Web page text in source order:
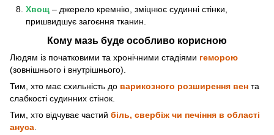
Хвощ – джерело кремнію, зміцнює судинні стінки,
пришвидшує загоєння тканин.
Кому мазь буде особливо корисною
Людям із початковими та хронічними стадіями геморою
(зовнішнього і внутрішнього).
Тим, хто має схильність до варикозного розширення вен та
слабкості судинних стінок.
Тим, хто відчуває частий біль, свербіж чи печіння в області
ануса